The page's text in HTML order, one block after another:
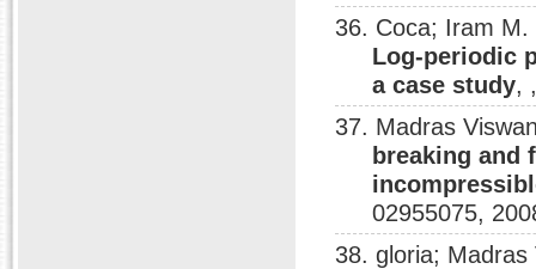
36. Coca; Iram
Log-periodic
a case study,
37. Madras
breaking
02955075,
38. gloria;